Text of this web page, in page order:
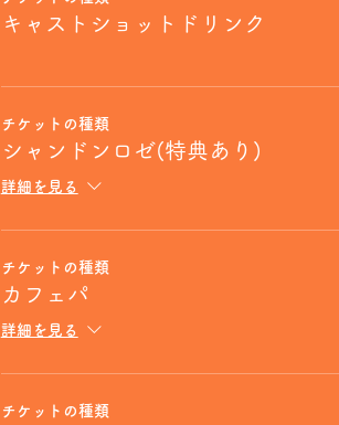
キャストショットドリンク
チケットの種類
シャンドンロゼ(特典あり)
詳細を見る
チケットの種類
カフェパ
詳細を見る
チケットの種類